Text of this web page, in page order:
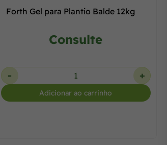
Forth Gel para Plantio Balde 12kg
Consulte
- +
Adicionar ao carrinho